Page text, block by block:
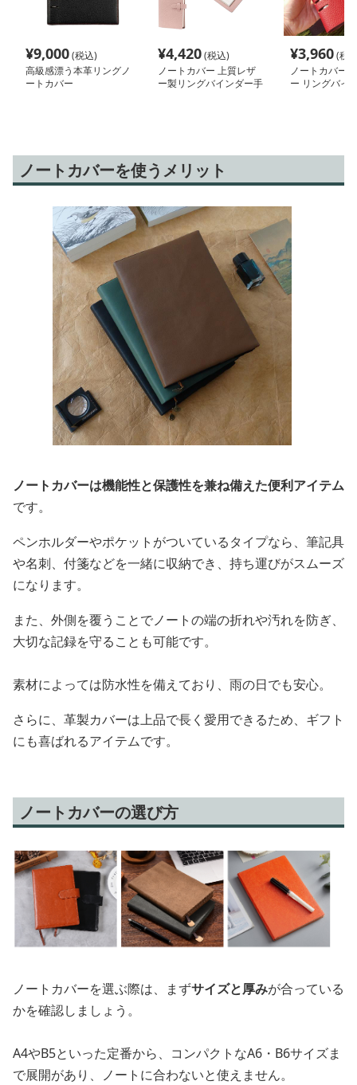
¥9,000(税込)
高級感漂う本革リングノ
ートカバー
¥4,420(税込)
ノートカバー 上質レザ
ー製リングバインダー手
¥3,960(税
ノートカバー
ー リングバイ
ノートカバーを使うメリット
ノートカバーは機能性と保護性を兼ね備えた便利アイテム
です。
ペンホルダーやポケットがついているタイプなら、筆記具
や名刺、付箋などを一緒に収納でき、持ち運びがスムーズ
になります。
また、外側を覆うことでノートの端の折れや汚れを防ぎ、
大切な記録を守ることも可能です。
素材によっては防水性を備えており、雨の日でも安心。
さらに、革製カバーは上品で長く愛用できるため、ギフト
にも喜ばれるアイテムです。
ノートカバーの選び方
ノートカバーを選ぶ際は、まずサイズと厚みが合っている
かを確認しましょう。
A4やB5といった定番から、コンパクトなA6・B6サイズま
で展開があり、ノートに合わないと使えません。